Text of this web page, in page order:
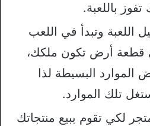
باللعبة.
اللعبة وتبدأ في اللعب
أرض تكون ملكك،
الموارد البسيطة لذا
تلك الموارد.
لكي تقوم ببيع منتجاتك